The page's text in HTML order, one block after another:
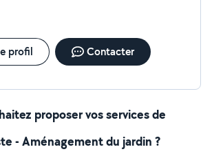
profil Contacter
proposer vos services de
- Aménagement du jardin ?